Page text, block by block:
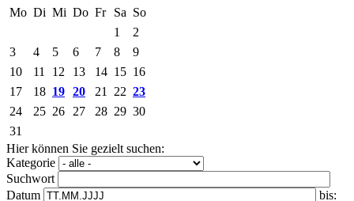
Mo Di Mi Do Fr Sa So
1
2
3
4 5 6 7 8
9
10
11 12 13 14 15 16
17
18 19 20 21 22 23
24
25 26 27 28 29 30
31
Hier können Sie gezielt suchen:
Kategorie
Suchwort
Datum
bis: